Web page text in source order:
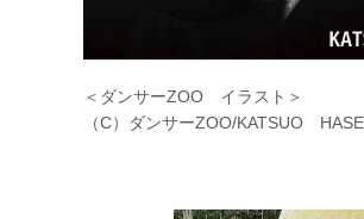
＜ダンサーZOO イラスト＞
（C）ダンサーZOO/KATSUO